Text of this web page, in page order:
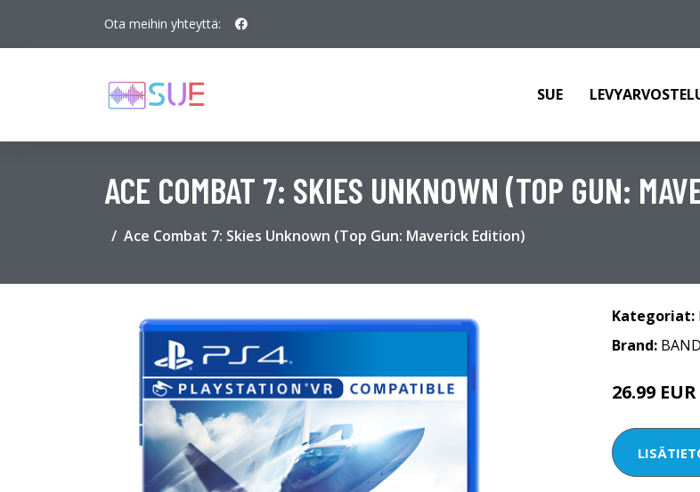
Ota meihin yhteyttä:
SUE
ACE COMBAT 7: SKIES UNKNOWN (TOP GUN:
Ace Combat 7: Skies Unknown (Top Gun: Maverick Edition)
Kategoriat:
Brand:
26.99 EUR